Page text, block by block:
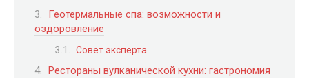
Геотермальные спа: возможности и
оздоровление
Совет эксперта
Рестораны вулканической кухни: гастрономия